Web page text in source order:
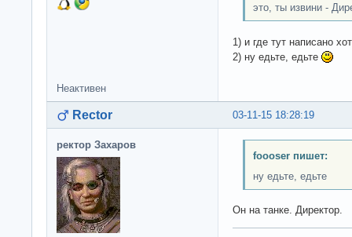
это, ты извини -
1) и где тут написано
2) ну едьте, едьте
Неактивен
03-11-15 18:28:19
Rector
ректор Захаров
foooser пишет:
ну едьте, едьте
Он на танке. Директор.